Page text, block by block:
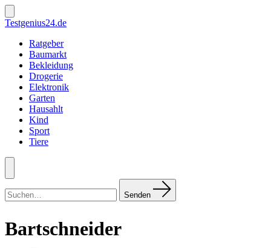
Zum
Inhalt
springen
Suche
ein-/ausblenden
Testgenius24.de
Ratgeber
Baumarkt
Bekleidung
Drogerie
Elektronik
Garten
Hausahlt
Kind
Sport
Tiere
Menü
nach:
Senden
Bartschneider